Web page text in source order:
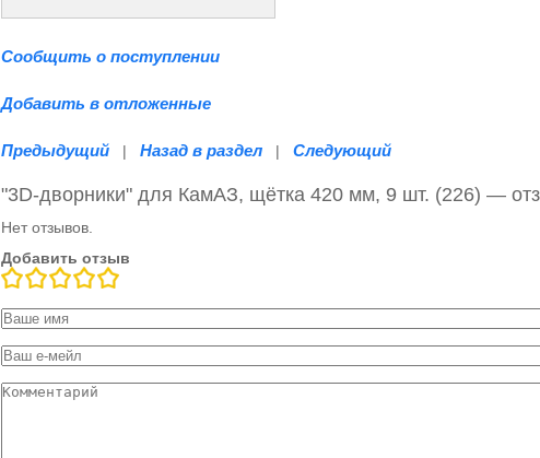
Сообщить о поступлении
Добавить в отложенные
Предыдущий | Назад в раздел | Следующий
"3D-дворники" для КамАЗ, щётка 420 мм, 9 шт. (226) —
Нет отзывов.
Добавить отзыв